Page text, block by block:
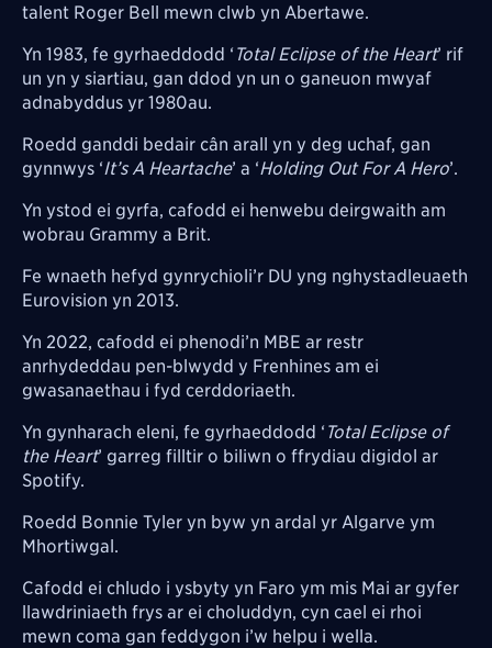
talent Roger Bell mewn clwb yn Abertawe.
Yn 1983, fe gyrhaeddodd ‘Total Eclipse of the Heart’ rif
un yn y siartiau, gan ddod yn un o ganeuon mwyaf
adnabyddus yr 1980au.
Roedd ganddi bedair cân arall yn y deg uchaf, gan
gynnwys ‘It’s A Heartache’ a ‘Holding Out For A Hero’.
Yn ystod ei gyrfa, cafodd ei henwebu deirgwaith am
wobrau Grammy a Brit.
Fe wnaeth hefyd gynrychioli’r DU yng nghystadleuaeth
Eurovision yn 2013.
Yn 2022, cafodd ei phenodi’n MBE ar restr
anrhydeddau pen-blwydd y Frenhines am ei
gwasanaethau i fyd cerddoriaeth.
Yn gynharach eleni, fe gyrhaeddodd ‘Total Eclipse of
the Heart’ garreg filltir o biliwn o ffrydiau digidol ar
Spotify.
Roedd Bonnie Tyler yn byw yn ardal yr Algarve ym
Mhortiwgal.
Cafodd ei chludo i ysbyty yn Faro ym mis Mai ar gyfer
llawdriniaeth frys ar ei choluddyn, cyn cael ei rhoi
mewn coma gan feddygon i’w helpu i wella.